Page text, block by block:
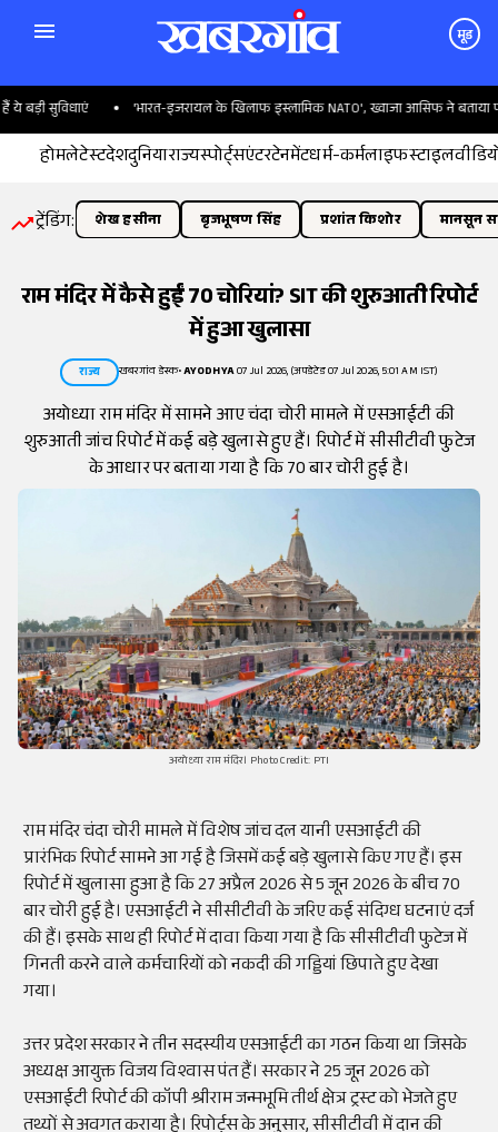
मूड
सुविधाएं 'भारत-इजरायल के खिलाफ इस्लामिक NATO', ख्वाजा आसिफ ने बताया
होमलेटेस्टदेशदुनियाराज्यस्पोर्ट्सएंटरटेनमेंटधर्म-कर्मलाइफस्टाइल
ट्रेंडिंग: शेख हसीना बृजभूषण सिंह प्रशांत किशोर मानसून
राम मंदिर में कैसे हुईं 70 चोरियां? SIT की शुरुआती रिपोर्ट
में हुआ खुलासा
राज्य खबरगांव डेस्क•AYODHYA07 Jul 2026, (अपडेटेड 07 Jul 2026, 5:01 AM IST)
अयोध्या राम मंदिर में सामने आए चंदा चोरी मामले में एसआईटी की
शुरुआती जांच रिपोर्ट में कई बड़े खुलासे हुए हैं। रिपोर्ट में सीसीटीवी फुटेज
के आधार पर बताया गया है कि 70 बार चोरी हुई है।
अयोध्या राम मंदिर। Photo Credit: PTI
राम मंदिर चंदा चोरी मामले में विशेष जांच दल यानी एसआईटी की
प्रारंभिक रिपोर्ट सामने आ गई है जिसमें कई बड़े खुलासे किए गए हैं। इस
रिपोर्ट में खुलासा हुआ है कि 27 अप्रैल 2026 से 5 जून 2026 के बीच 70
बार चोरी हुई है। एसआईटी ने सीसीटीवी के जरिए कई संदिग्ध घटनाएं दर्ज
की हैं। इसके साथ ही रिपोर्ट में दावा किया गया है कि सीसीटीवी फुटेज में
गिनती करने वाले कर्मचारियों को नकदी की गड्डियां छिपाते हुए देखा
गया।
उत्तर प्रदेश सरकार ने तीन सदस्यीय एसआईटी का गठन किया था जिसके
अध्यक्ष आयुक्त विजय विश्वास पंत हैं। सरकार ने 25 जून 2026 को
एसआईटी रिपोर्ट की कॉपी श्रीराम जन्मभूमि तीर्थ क्षेत्र ट्रस्ट को भेजते हुए